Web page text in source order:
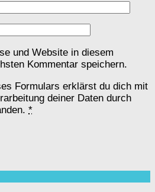
und Website in diesem
Kommentar speichern.
Formulars erklärst du dich mit
deiner Daten durch
*